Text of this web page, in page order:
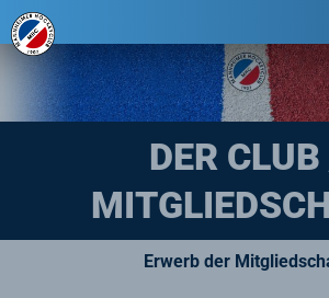
DER
Erwerb der